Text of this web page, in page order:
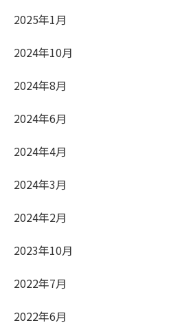
2025年1月
2024年10月
2024年8月
2024年6月
2024年4月
2024年3月
2024年2月
2023年10月
2022年7月
2022年6月